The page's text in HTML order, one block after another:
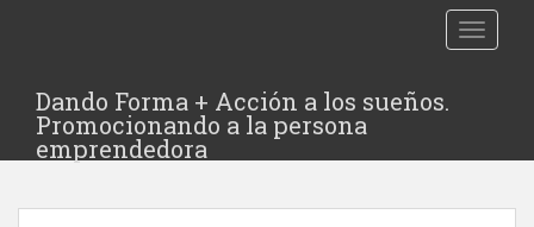
Dando Forma + Acción a los sueños.
Promocionando a la persona
emprendedora